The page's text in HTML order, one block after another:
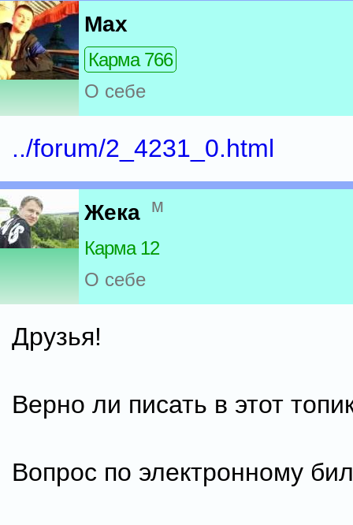
Max
Карма 766
О себе
../forum/2_4231_0.html
Жека м
Карма 12
О себе
Друзья!
Верно ли писать в этот
Вопрос по электронному